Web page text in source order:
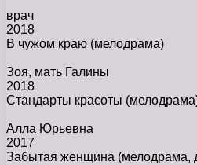
врач
2018
В чужом краю (мелодрама)
Зоя, мать Галины
2018
Стандарты красоты
Алла Юрьевна
2017
Забытая женщина (мелодрама,